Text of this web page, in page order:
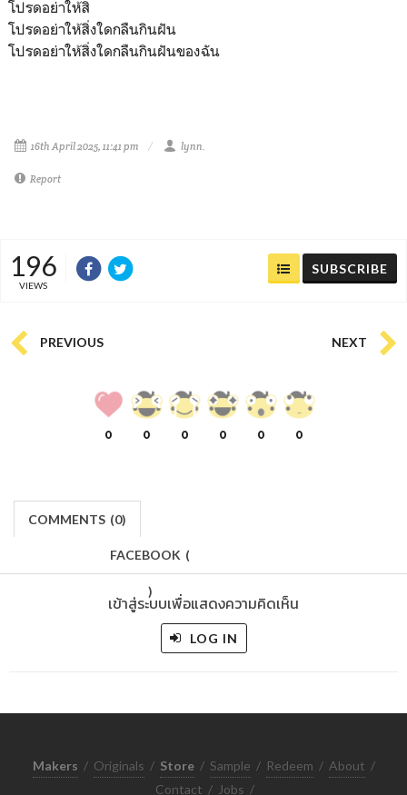
โปรดอย่าให้สิ
โปรดอย่าให้สิ่งใดกลืนกินฝัน
โปรดอย่าให้สิ่งใดกลืนกินฝันของฉัน
16th April 2025, 11:41 pm lynn.
Report
196
VIEWS
SUBSCRIBE
PREVIOUS NEXT
0 0 0 0 0 0
COMMENTS (0)
FACEBOOK (
)
เข้าสู่ระบบเพื่อแสดงความคิดเห็น
LOG IN
Makers / Originals / Store / Sample / Redeem / About /
Contact / Jobs /